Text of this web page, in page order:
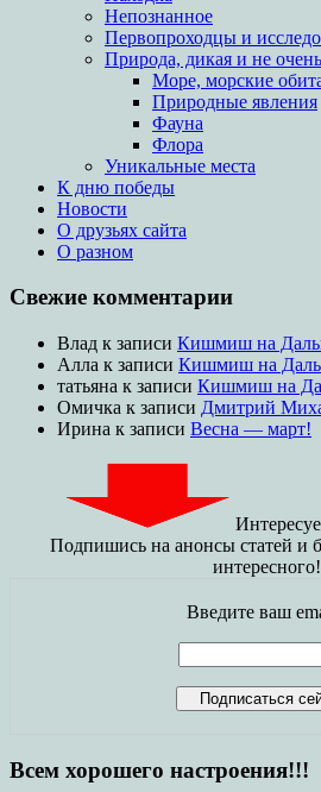
Непознанное
Первопроходцы и
Природа, дикая и не очень
Море, морские
Природные явления
Фауна
Флора
Уникальные места
К дню победы
Новости
О друзьях сайта
О разном
Свежие комментарии
Влад к записи Кишмиш на
Алла к записи Кишмиш на
татьяна к записи Кишмиш на
Омичка к записи Дмитрий
Ирина к записи Весна — март!
Подпишись на анонсы статей и
интересного!
Введите ваш
Всем хорошего настроения!!!